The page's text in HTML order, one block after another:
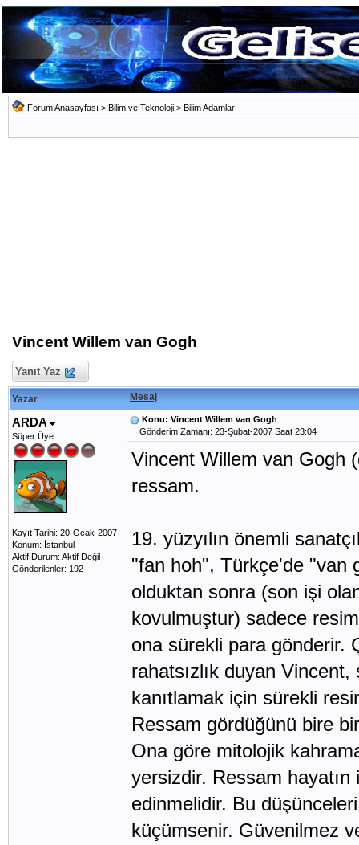
Forum Anasayfası > Bilim ve Teknoloji > Bilim Adamları
Vincent Willem van Gogh
Yanıt Yaz
Yazar Mesaj
ARDA
Süper Üye
Kayıt Tarihi: 20-Ocak-2007
Konum: İstanbul
Aktif Durum: Aktif Değil
Gönderilenler: 192
Konu: Vincent Willem van Gogh
Gönderim Zamanı: 23-Şubat-2007 Saat 23:04
Vincent Willem van Gogh
ressam.
19. yüzyılın önemli
"fan hoh", Türkçe'de "van
olduktan sonra (son işi olan
kovulmuştur) sadece
ona sürekli para gönderir.
rahatsızlık duyan
kanıtlamak için sürekli
Ressam gördüğünü bire
Ona göre mitolojik
yersizdir. Ressam hayatın
edinmelidir. Bu
küçümsenir. Güvenilmez